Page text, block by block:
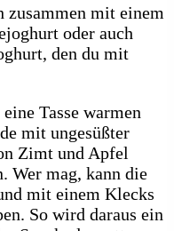
zusammen mit einem
oder auch
den du mit
Tasse warmen
mit ungesüßter
Zimt und Apfel
Wer mag, kann die
mit einem Klecks
So wird daraus ein